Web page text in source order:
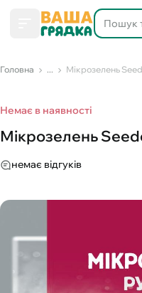
Головна ... Мікрозелень
Немає в наявності
Мікрозелень
немає відгуків